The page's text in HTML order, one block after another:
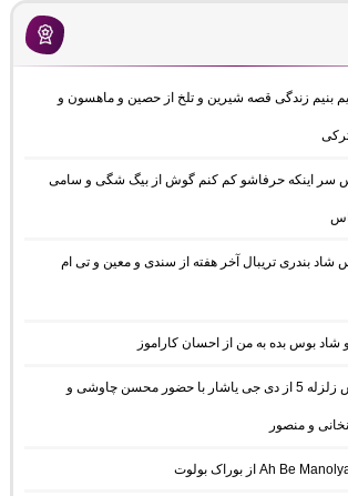
بنیم زندگی قصه شیرین و تلخ از حصین و ماهسون و
سر اینکه حرفاشو کم کنم گوش از بیگ شگی و سامی
شاد بندری تریبال آخر هفته از سندی و معین و تی ام
و شاد بوس بده به من از احسان کاراموز
دانلود آهنگ ریمیکس زلزله 5 از دی جی یاشار با حضور محسن چاوشی و
و منصور